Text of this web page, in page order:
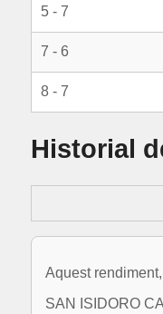
5 - 7
7 - 6
8 - 7
Historial
Aquest
SAN ISIDORO